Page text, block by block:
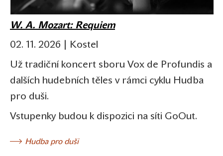
W. A. Mozart: Requiem
02. 11. 2026 | Kostel
Už tradiční koncert sboru Vox de Profundis a
dalších hudebních těles v rámci cyklu Hudba
pro duši.
Vstupenky budou k dispozici na síti GoOut.
Hudba pro duši